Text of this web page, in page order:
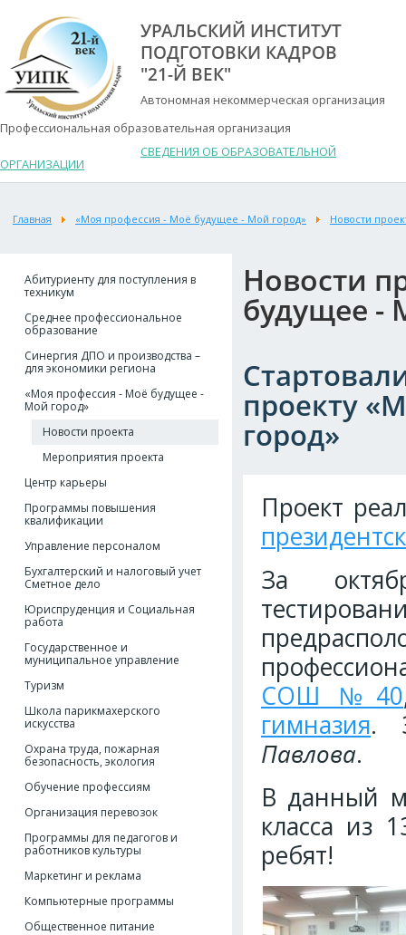
УРАЛЬСКИЙ ИНСТИТУТ
ПОДГОТОВКИ КАДРОВ
"21-Й ВЕК"
Автономная некоммерческая организация
Профессиональная образовательная организация
СВЕДЕНИЯ ОБ ОБРАЗОВАТЕЛЬНОЙ
ОРГАНИЗАЦИИ
Главная «Моя профессия - Моё будущее - Мой город» Новости
Абитуриенту для поступления в
техникум
Среднее профессиональное
образование
Синергия ДПО и производства –
для экономики региона
«Моя профессия - Моё будущее -
Мой город»
Новости проекта
Мероприятия проекта
Центр карьеры
Программы повышения
квалификации
Управление персоналом
Бухгалтерский и налоговый учет
Сметное дело
Юриспруденция и Социальная
работа
Государственное и
муниципальное управление
Туризм
Школа парикмахерского
искусства
Охрана труда, пожарная
безопасность, экология
Обучение профессиям
Организация перевозок
Программы для педагогов и
работников культуры
Маркетинг и реклама
Компьютерные программы
Общественное питание
Новости
будущее -
проекту
город»
Проект
За
СОШ №40
гимназия.
Павлова.
В данный
класса из
ребят!